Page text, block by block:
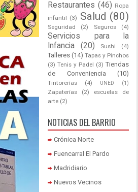
Restaurantes (46) Ropa
infantil (3) Salud (80)
Seguridad (2) Seguros (4)
Servicios para la
Infancia
(20) Sushi (4)
Talleres (14) Tapas y Pinchos
(3) Tenis y Padel (3) Tiendas
de Conveniencia
(10)
Tintorerías (4) UNED (1)
Zapaterías (2)
escuelas de
arte (2)
NOTICIAS DEL BARRIO
Crónica Norte
Fuencarral El Pardo
Madridiario
Nuevos Vecinos